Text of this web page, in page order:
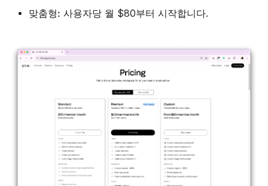
맞춤형: 사용자당 월 $80부터 시작합니다.